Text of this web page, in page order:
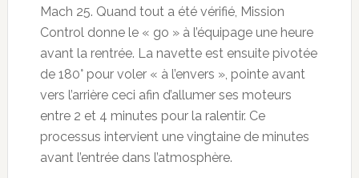
Mach 25. Quand tout a été vérifié, Mission
Control donne le « go » à l’équipage une heure
avant la rentrée. La navette est ensuite pivotée
de 180° pour voler « à l’envers », pointe avant
vers l’arrière ceci afin d’allumer ses moteurs
entre 2 et 4 minutes pour la ralentir. Ce
processus intervient une vingtaine de minutes
avant l’entrée dans l’atmosphère.